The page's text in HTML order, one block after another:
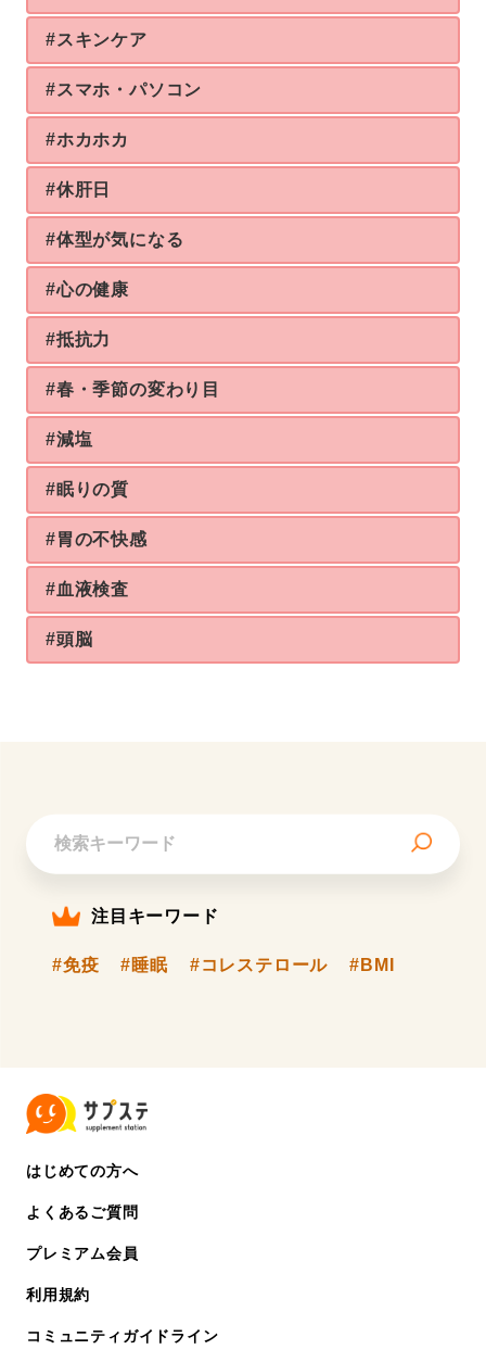
#スキンケア
#スマホ・パソコン
#ホカホカ
#休肝日
#体型が気になる
#心の健康
#抵抗力
#春・季節の変わり目
#減塩
#眠りの質
#胃の不快感
#血液検査
#頭脳
注目キーワード
#免疫 #睡眠 #コレステロール #BMI
はじめての方へ
よくあるご質問
プレミアム会員
利用規約
コミュニティガイドライン